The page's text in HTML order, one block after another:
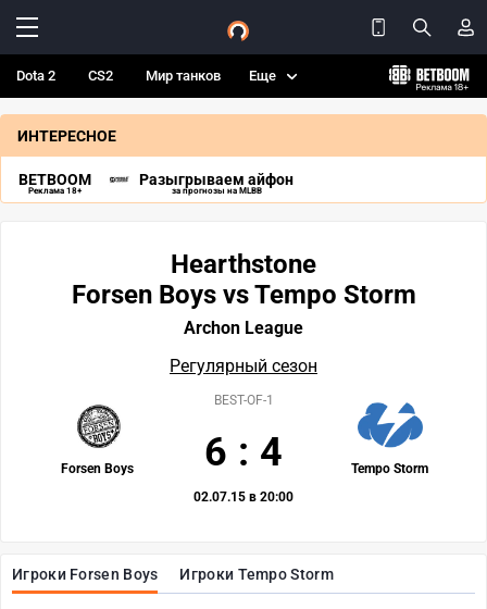
Dota 2 CS2 Мир танков Еще
ИНТЕРЕСНОЕ
BETBOOM
Реклама 18+
Разыгрываем айфон
за прогнозы на MLBB
Игроки Forsen Boys Игроки Tempo Storm
Hearthstone
Forsen Boys vs Tempo Storm
Archon League
Регулярный сезон
Forsen Boys Tempo Storm
BEST-OF-1
6 : 4
02.07.15 в 20:00